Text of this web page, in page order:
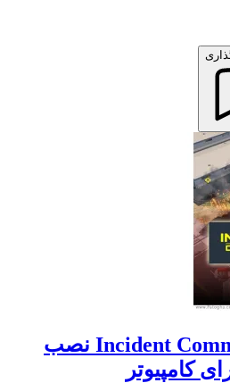
دانلود بازی Incident Commander نصب
کامپیوتر